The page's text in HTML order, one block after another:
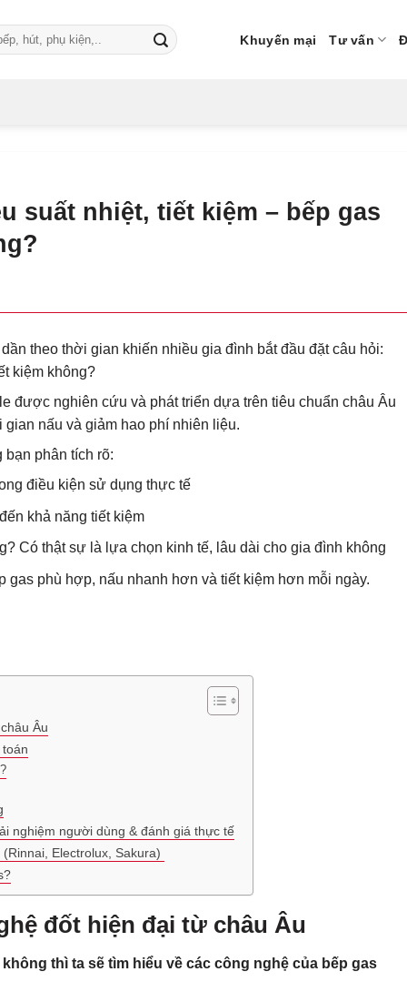
Khuyến mại Tư vấn
suất nhiệt, tiết kiệm – bếp gas
theo thời gian khiến nhiều gia đình bắt đầu đặt câu hỏi:
kiệm không?
được nghiên cứu và phát triển dựa trên tiêu chuẩn châu Âu
nấu và giảm hao phí nhiên liệu.
bạn phân tích rõ:
điều kiện sử dụng thực tế
khả năng tiết kiệm
Có thật sự là lựa chọn kinh tế, lâu dài cho gia đình không
gas phù hợp, nấu nhanh hơn và tiết kiệm hơn mỗi ngày.
Âu
nghiệm người dùng & đánh giá thực tế
Electrolux, Sakura)
đốt hiện đại từ châu Âu
thì ta sẽ tìm hiểu về các công nghệ của bếp gas